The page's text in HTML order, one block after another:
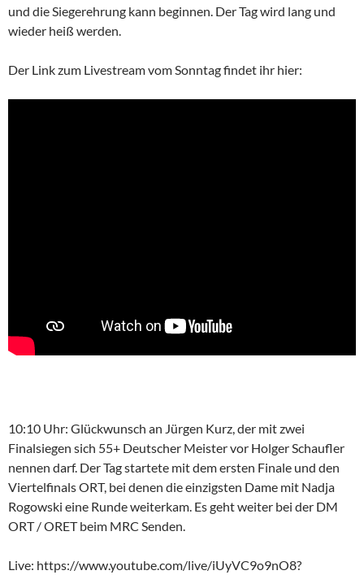
und die Siegerehrung kann beginnen. Der Tag wird lang und
wieder heiß werden.
Der Link zum Livestream vom Sonntag findet ihr hier:
10:10 Uhr: Glückwunsch an Jürgen Kurz, der mit zwei
Finalsiegen sich 55+ Deutscher Meister vor Holger Schaufler
nennen darf. Der Tag startete mit dem ersten Finale und den
Viertelfinals ORT, bei denen die einzigsten Dame mit Nadja
Rogowski eine Runde weiterkam. Es geht weiter bei der DM
ORT / ORET beim MRC Senden.
Live: https://www.youtube.com/live/iUyVC9o9nO8?